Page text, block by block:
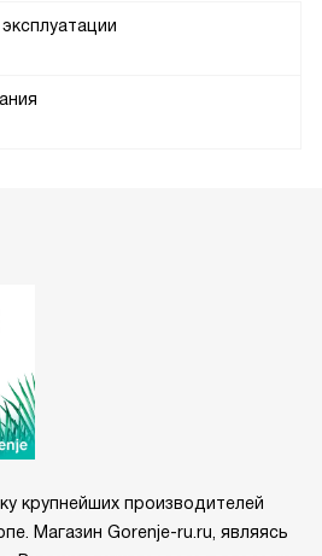
крупнейших производителей
Магазин Gorenje-ru.ru, являясь